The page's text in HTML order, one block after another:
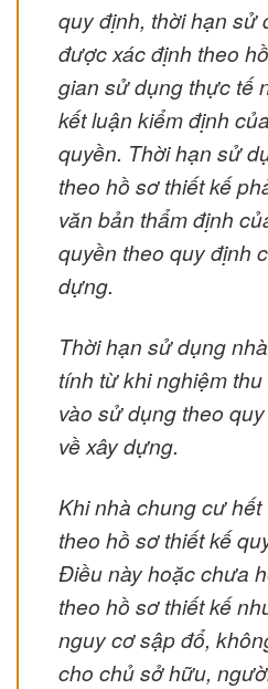
quy định, thời hạn sử
được xác định theo
gian sử dụng thực tế
kết luận kiểm định
quyền. Thời hạn sử
theo hồ sơ thiết kế
văn bản thẩm định
quyền theo quy định
dựng.
Thời hạn sử dụng
tính từ khi nghiệm
vào sử dụng theo
về xây dựng.
Khi nhà chung cư
theo hồ sơ thiết kế
Điều này hoặc chưa
theo hồ sơ thiết kế
nguy cơ sập đổ,
cho chủ sở hữu,